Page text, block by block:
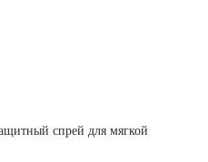
спрей для мягкой